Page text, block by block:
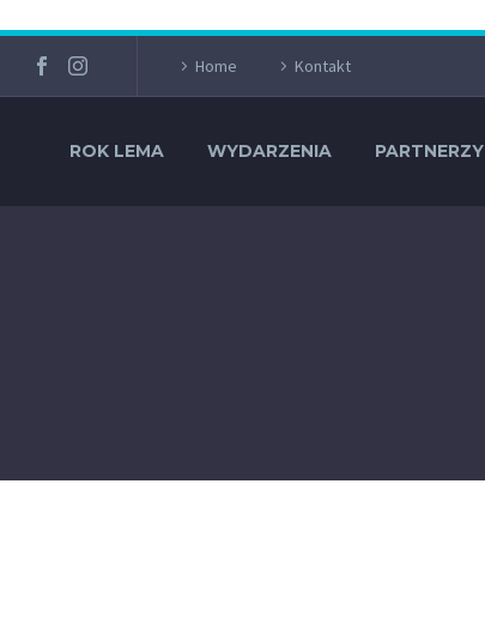
Home Kontakt
ROK LEMA WYDARZENIA PARTNERZY